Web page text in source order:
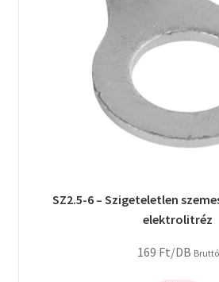
SZ2.5-6 – Szigeteletlen
elektrolitréz
169 Ft/DB Bruttó